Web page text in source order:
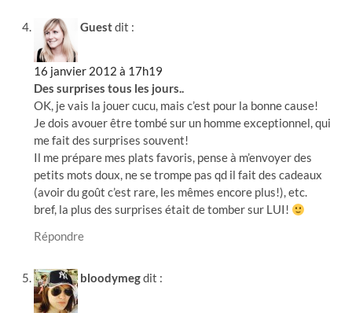
Guestdit :
16 janvier 2012 à 17h19
Des surprises tous les jours..
OK, je vais la jouer cucu, mais c’est pour la bonne cause!
Je dois avouer être tombé sur un homme exceptionnel, qui
me fait des surprises souvent!
Il me prépare mes plats favoris, pense à m’envoyer des
petits mots doux, ne se trompe pas qd il fait des cadeaux
(avoir du goût c’est rare, les mêmes encore plus!), etc.
bref, la plus des surprises était de tomber sur LUI!
Répondre
bloodymegdit :